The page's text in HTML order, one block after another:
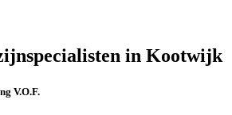
in Kootwijk
V.O.F.